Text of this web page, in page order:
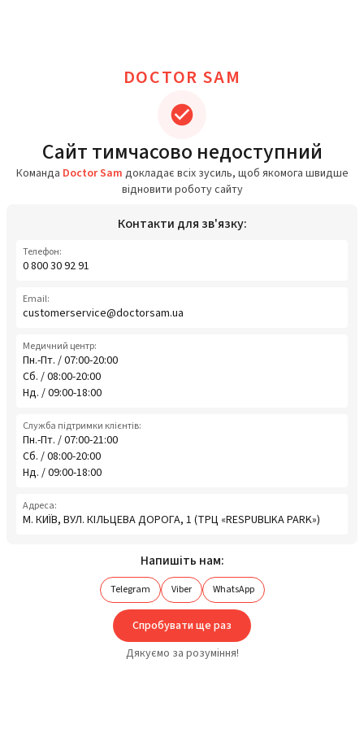
DOCTOR SAM
Сайт тимчасово недоступний
Команда Doctor Sam докладає всіх зусиль, щоб якомога швидше
відновити роботу сайту
Контакти для зв'язку:
Телефон:
0 800 30 92 91
Email:
customerservice@doctorsam.ua
Медичний центр:
Пн.-Пт. / 07:00-20:00
Сб. / 08:00-20:00
Нд. / 09:00-18:00
Служба підтримки клієнтів:
Пн.-Пт. / 07:00-21:00
Сб. / 08:00-20:00
Нд. / 09:00-18:00
Адреса:
М. КИЇВ, ВУЛ. КІЛЬЦЕВА ДОРОГА, 1 (ТРЦ «RESPUBLIKA PARK»)
Напишіть нам:
Telegram Viber WhatsApp
Спробувати ще раз
Дякуємо за розуміння!